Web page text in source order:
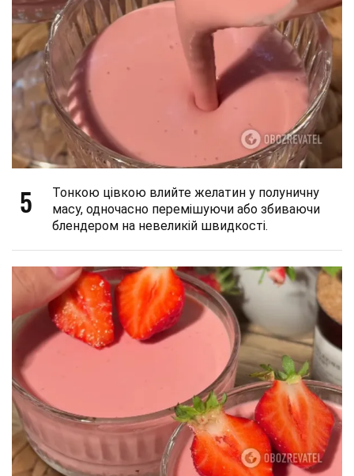
5
Тонкою цівкою влийте желатин у полуничну
масу, одночасно перемішуючи або збиваючи
блендером на невеликій швидкості.